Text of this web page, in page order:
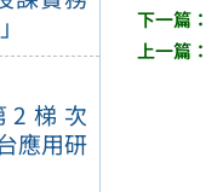
2梯次
應用研